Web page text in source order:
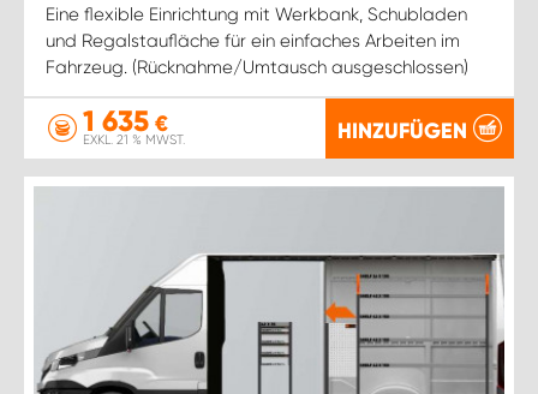
Eine flexible Einrichtung mit Werkbank, Schubladen
und Regalstaufläche für ein einfaches Arbeiten im
Fahrzeug. (Rücknahme/Umtausch ausgeschlossen)
1 635 €
EXKL. 21 % MWST. HINZUFÜGEN